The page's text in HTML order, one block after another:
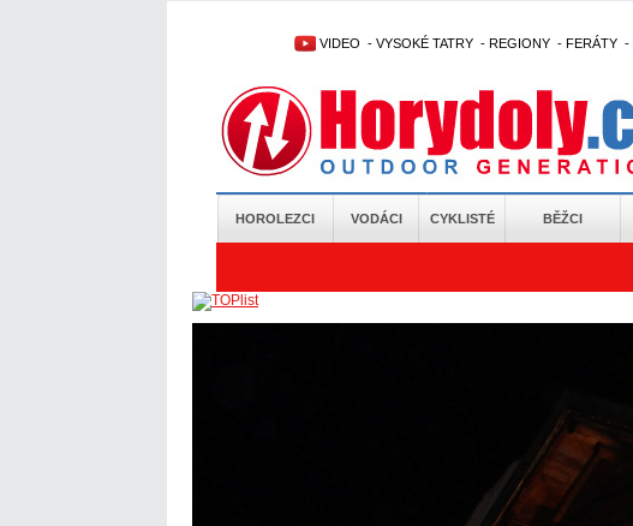
VIDEO - VYSOKÉ TATRY - REGIONY - FERÁTY -
HOROLEZCI VODÁCI CYKLISTÉ BĚŽCI